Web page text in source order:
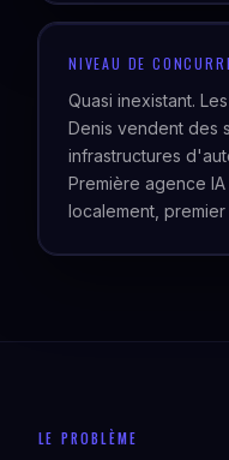
NIVEAU DE
Quasi inexistant.
Denis vendent des
infrastructures
Première agence
localement,
LE PROBLÈME